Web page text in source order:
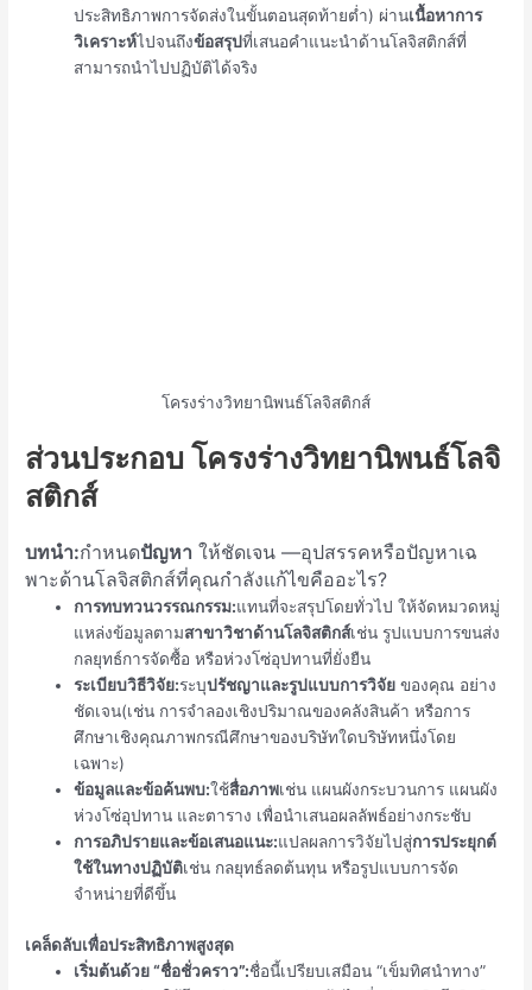
ประสิทธิภาพการจัดส่งในขั้นตอนสุดท้ายต่ำ) ผ่านเนื้อหาการ
วิเคราะห์ไปจนถึงข้อสรุปที่เสนอคำแนะนำด้านโลจิสติกส์ที่
สามารถนำไปปฏิบัติได้จริง
โครงร่างวิทยานิพนธ์โลจิสติกส์
ส่วนประกอบ โครงร่างวิทยานิพนธ์โลจิ
สติกส์
บทนำ:กำหนดปัญหา ให้ชัดเจน —อุปสรรคหรือปัญหาเฉ
พาะด้านโลจิสติกส์ที่คุณกำลังแก้ไขคืออะไร?
การทบทวนวรรณกรรม:แทนที่จะสรุปโดยทั่วไป ให้จัดหมวดหมู่
แหล่งข้อมูลตามสาขาวิชาด้านโลจิสติกส์เช่น รูปแบบการขนส่ง
กลยุทธ์การจัดซื้อ หรือห่วงโซ่อุปทานที่ยั่งยืน
ระเบียบวิธีวิจัย:ระบุปรัชญาและรูปแบบการวิจัย ของคุณ อย่าง
ชัดเจน(เช่น การจำลองเชิงปริมาณของคลังสินค้า หรือการ
ศึกษาเชิงคุณภาพกรณีศึกษาของบริษัทใดบริษัทหนึ่งโดย
เฉพาะ)
ข้อมูลและข้อค้นพบ:ใช้สื่อภาพเช่น แผนผังกระบวนการ แผนผัง
ห่วงโซ่อุปทาน และตาราง เพื่อนำเสนอผลลัพธ์อย่างกระชับ
การอภิปรายและข้อเสนอแนะ:แปลผลการวิจัยไปสู่การประยุกต์
ใช้ในทางปฏิบัติเช่น กลยุทธ์ลดต้นทุน หรือรูปแบบการจัด
จำหน่ายที่ดีขึ้น
เคล็ดลับเพื่อประสิทธิภาพสูงสุด
เริ่มต้นด้วย “ชื่อชั่วคราว”:ชื่อนี้เปรียบเสมือน “เข็มทิศนำทาง”